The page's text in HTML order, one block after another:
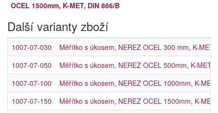
OCEL 1500mm, K-MET, DIN 866/B
Další varianty zboží
1007-07-030
Měřítko s úkosem, NEREZ OCEL 300 mm, K-MET,
1007-07-050
Měřítko s úkosem, NEREZ OCEL 500mm, K-MET,
1007-07-100
Měřítko s úkosem, NEREZ OCEL 1000mm, K-
1007-07-150
Měřítko s úkosem, NEREZ OCEL 1500mm, K-